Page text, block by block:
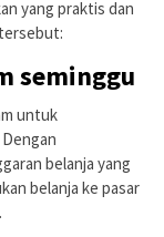
yang praktis dan
seminggu
untuk
belanja yang
belanja ke pasar